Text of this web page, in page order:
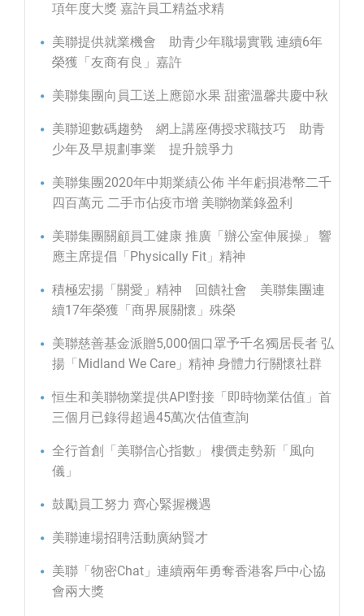
項年度大獎 嘉許員工精益求精
美聯提供就業機會 助青少年職場實戰 連續6年
榮獲「友商有良」嘉許
美聯集團向員工送上應節水果 甜蜜溫馨共慶中秋
美聯迎數碼趨勢 網上講座傳授求職技巧 助青
少年及早規劃事業 提升競爭力
美聯集團2020年中期業績公佈 半年虧損港幣二千
四百萬元 二手市佔疫市增 美聯物業錄盈利
美聯集團關顧員工健康 推廣「辦公室伸展操」 響
應主席提倡「Physically Fit」精神
積極宏揚「關愛」精神 回饋社會 美聯集團連
續17年榮獲「商界展關懷」殊榮
美聯慈善基金派贈5,000個口罩予千名獨居長者 弘
揚「Midland We Care」精神 身體力行關懷社群
恒生和美聯物業提供API對接「即時物業估值」首
三個月已錄得超過45萬次估值查詢
全行首創「美聯信心指數」 樓價走勢新「風向
儀」
鼓勵員工努力 齊心緊握機遇
美聯連場招聘活動廣納賢才
美聯「物密Chat」連續兩年勇奪香港客戶中心協
會兩大獎